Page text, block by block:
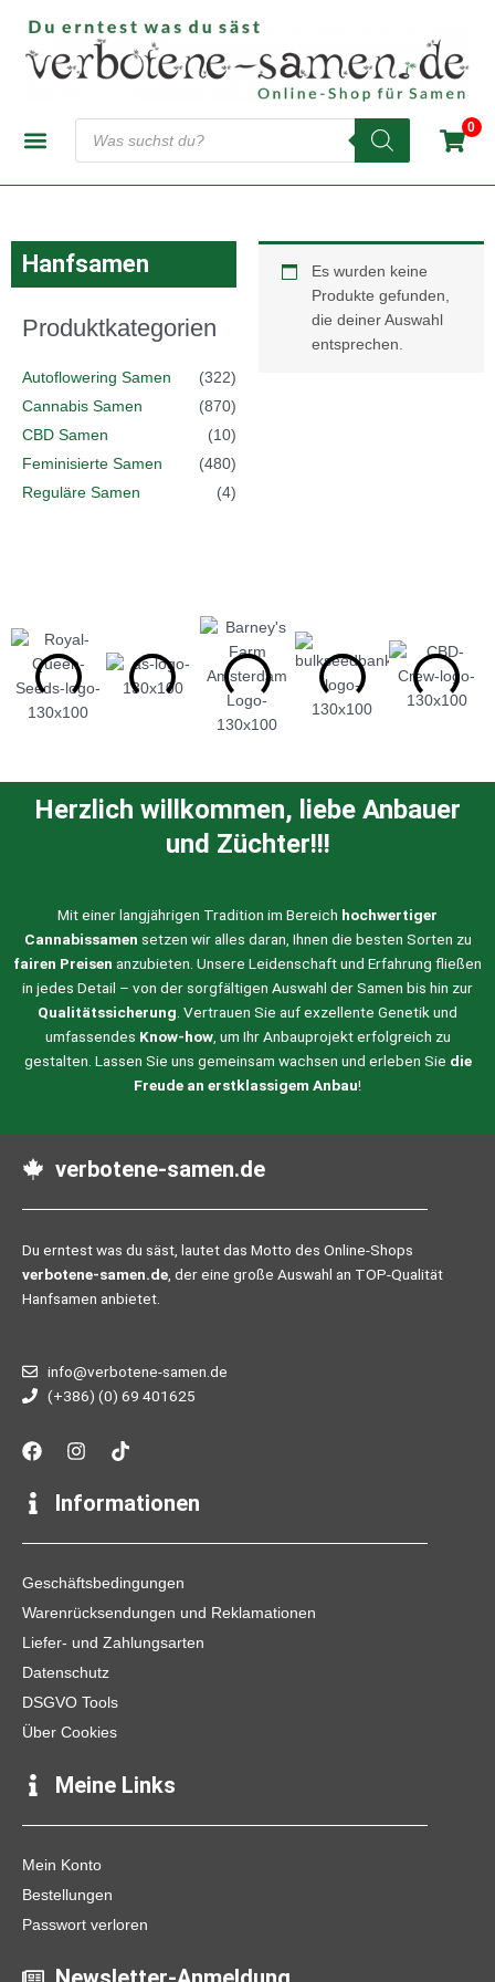
Inhalt
springen
Products
search
0
Hanfsamen
Produktkategorien
Autoflowering Samen
(322)
Cannabis Samen
(870)
CBD Samen
(10)
Feminisierte Samen
(480)
Reguläre Samen
(4)
Es wurden keine
Produkte gefunden,
die deiner Auswahl
entsprechen.
Herzlich willkommen, liebe Anbauer
und Züchter!!!
Mit einer langjährigen Tradition im Bereich hochwertiger
Cannabissamen setzen wir alles daran, Ihnen die besten Sorten zu
fairen Preisen anzubieten. Unsere Leidenschaft und Erfahrung fließen
in jedes Detail – von der sorgfältigen Auswahl der Samen bis hin zur
Qualitätssicherung . Vertrauen Sie auf exzellente Genetik und
umfassendes Know-how, um Ihr Anbauprojekt erfolgreich zu
gestalten. Lassen Sie uns gemeinsam wachsen und erleben Sie die
Freude an erstklassigem Anbau!
verbotene-samen.de
Du erntest was du säst, lautet das Motto des Online-Shops
verbotene-samen.de , der eine große Auswahl an TOP-Qualität
Hanfsamen anbietet.
info@verbotene-samen.de
(+386) (0) 69 401625
F
a
e
b
o
k
I
n
t
a
g
a
T
i
t
o
k
Informationen
Geschäftsbedingungen
Warenrücksendungen und Reklamationen
Liefer- und Zahlungsarten
Datenschutz
DSGVO Tools
Über Cookies
Meine Links
Mein Konto
Bestellungen
Passwort verloren